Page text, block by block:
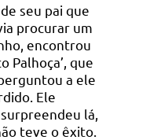
seu pai que
procurar um
encontrou
Palhoça’, que
a ele
Ele
lá,
teve o êxito.